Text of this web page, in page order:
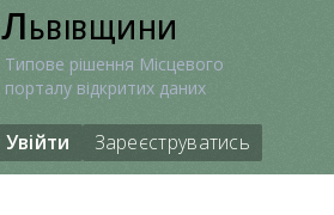
Львівщини
Типове рішення Місцевого
порталу відкритих даних
Увійти Зареєструватись